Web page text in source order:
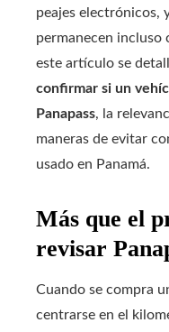
peajes electrónicos,
permanecen incluso
este artículo se
confirmar si un
Panapass, la
maneras de evitar
usado en Panamá.
Más que el
revisar
Cuando se compra
centrarse en el